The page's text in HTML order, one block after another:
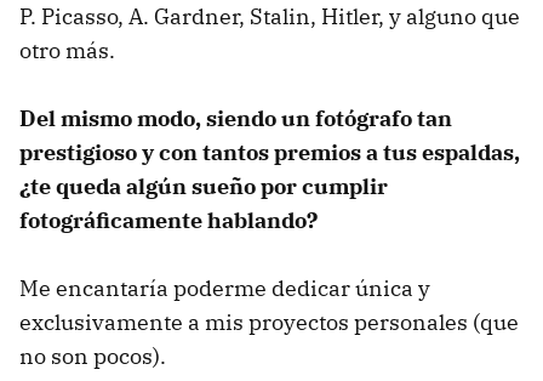
P. Picasso, A. Gardner, Stalin, Hitler, y alguno que
otro más.
Del mismo modo, siendo un fotógrafo tan
prestigioso y con tantos premios a tus espaldas,
¿te queda algún sueño por cumplir
fotográficamente hablando?
Me encantaría poderme dedicar única y
exclusivamente a mis proyectos personales (que
no son pocos).